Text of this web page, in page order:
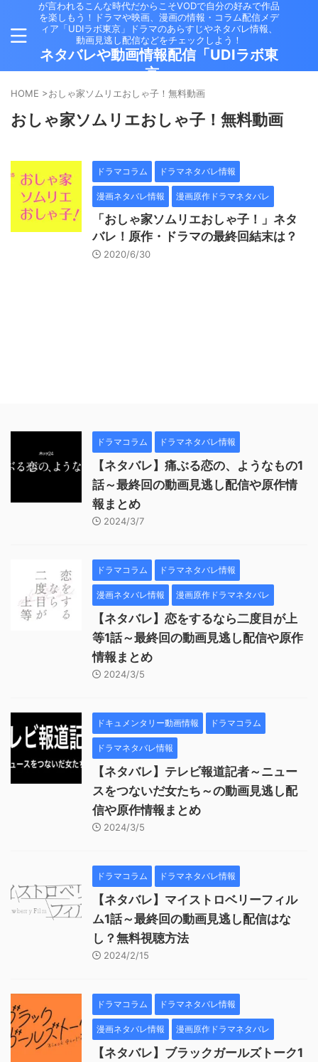
が言われるこんな時代だからこそVODで自分の好みで作品
を楽しもう！ドラマや映画、漫画の情報・コラム配信メデ
ィア「UDIラボ東京」ドラマのあらすじやネタバレ情報、
動画見逃し配信などをチェックしよう！
ネタバレや動画情報配信「UDIラボ東
京」
HOME >おしゃ家ソムリエおしゃ子！無料動画
おしゃ家ソムリエおしゃ子！無料動画
ドラマコラム ドラマネタバレ情報
漫画ネタバレ情報 漫画原作ドラマネタバレ
「おしゃ家ソムリエおしゃ子！」ネタ
バレ！原作・ドラマの最終回結末は？
2020/6/30
ドラマコラム ドラマネタバレ情報
【ネタバレ】痛ぶる恋の、ようなもの1
話～最終回の動画見逃し配信や原作情
報まとめ
2024/3/7
ドラマコラム ドラマネタバレ情報
漫画ネタバレ情報 漫画原作ドラマネタバレ
【ネタバレ】恋をするなら二度目が上
等1話～最終回の動画見逃し配信や原作
情報まとめ
2024/3/5
ドキュメンタリー動画情報 ドラマコラム
ドラマネタバレ情報
【ネタバレ】テレビ報道記者～ニュー
スをつないだ女たち～の動画見逃し配
信や原作情報まとめ
2024/3/5
ドラマコラム ドラマネタバレ情報
【ネタバレ】マイストロベリーフィル
ム1話～最終回の動画見逃し配信はな
し？無料視聴方法
2024/2/15
ドラマコラム ドラマネタバレ情報
漫画ネタバレ情報 漫画原作ドラマネタバレ
【ネタバレ】ブラックガールズトーク1